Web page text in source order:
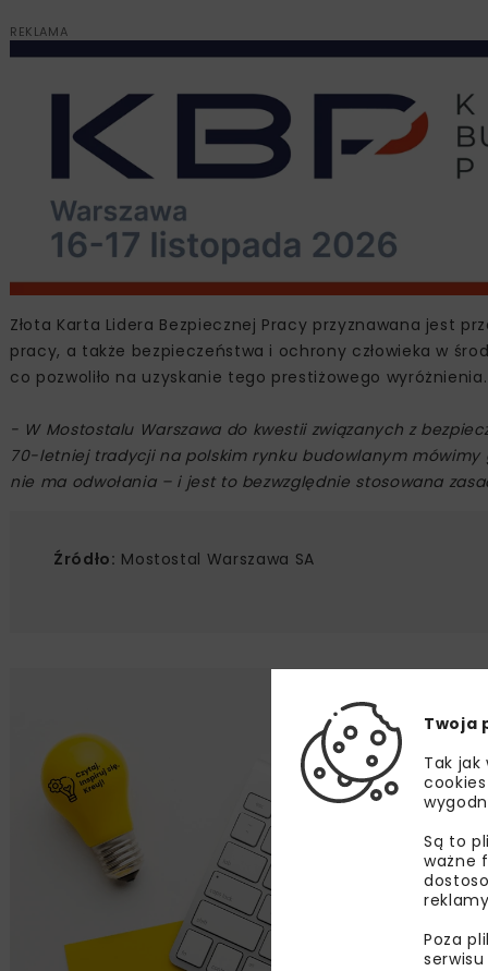
REKLAMA
Złota Karta Lidera Bezpiecznej Pracy przyznawana jest
pracy, a także bezpieczeństwa i ochrony człowieka w
co pozwoliło na uzyskanie tego prestiżowego wyróżnienia.
- W Mostostalu Warszawa do kwestii związanych z
70-letniej tradycji na polskim rynku budowlanym mówimy
nie ma odwołania – i jest to bezwzględnie stosowana
Źródło: Mostostal Warszawa SA
Twoja
Tak
Są to
ważne
Poza